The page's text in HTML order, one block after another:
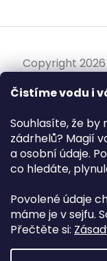
Čistíme vodu i
Souhlasíte, že
zádrhelů? Magií
a osobní údaje.
co hledáte,
Povolené údaje
máme je v sejfu.
Přečtěte si:
Copyright